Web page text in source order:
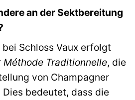
an der Sektbereitung
Schloss Vaux erfolgt
Méthode Traditionnelle, die
von Champagner
bedeutet, dass die